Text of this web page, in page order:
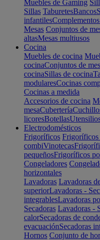
Muebles de Gaming
Sillas TaburetesBancos
infantiles
Mesas Conjuntos de
altasMesas multiusos
Cocina
Muebles de cocina
cocinaConjuntos de
cocinaSillas de cocina
modularesCocinas
Cocinas a medida
Accesorios de cocina
mesaCubertería
licoresBotellas
Electrodomésticos
Frigoríficos Frigoríficos
combiVinotecas
pequeñosFrigoríficos
Congeladores
horizontales
Lavadoras Lavadoras
superiorLavadoras -
integrablesLavadoras
Secadoras Lavadoras -
calorSecadoras de
evacuaciónSecadoras
Hornos Conjunto de